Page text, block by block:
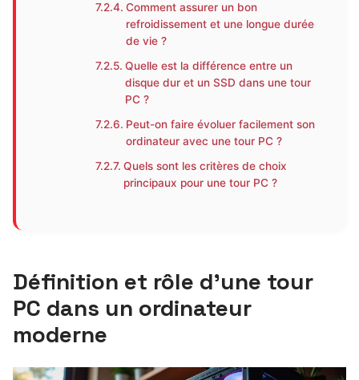
Comment assurer un bon
refroidissement et une longue durée
de vie ?
Quelle est la différence entre un
disque dur et un SSD dans une tour
PC ?
Peut-on faire évoluer facilement son
ordinateur avec une tour PC ?
Quels sont les critères de choix
principaux pour une tour PC ?
Définition et rôle d’une tour
PC dans un ordinateur
moderne